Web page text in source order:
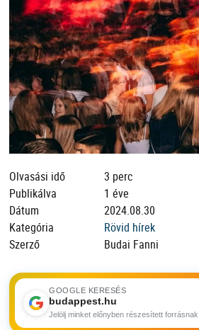
Olvasási idő
3 perc
Publikálva
1 éve
Dátum
2024.08.30
Kategória
Rövid hírek
Szerző
Budai Fanni
GOOGLE KERESÉS
budappest.hu
Jelölj minket előnyben részesített forrásnak